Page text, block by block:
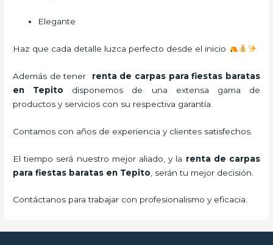
Elegante
Haz que cada detalle luzca perfecto desde el inicio
Además de tener renta de carpas para fiestas baratas
en Tepito
disponemos de una extensa gama de
productos y servicios con su respectiva garantía.
Contamos con años de experiencia y clientes satisfechos.
El tiempo será nuestro mejor aliado, y la renta de carpas
para fiestas baratas en Tepito serán tu mejor decisión.
Contáctanos para trabajar con profesionalismo y eficacia.